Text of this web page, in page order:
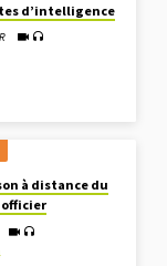
d’intelligence
à distance du
officier